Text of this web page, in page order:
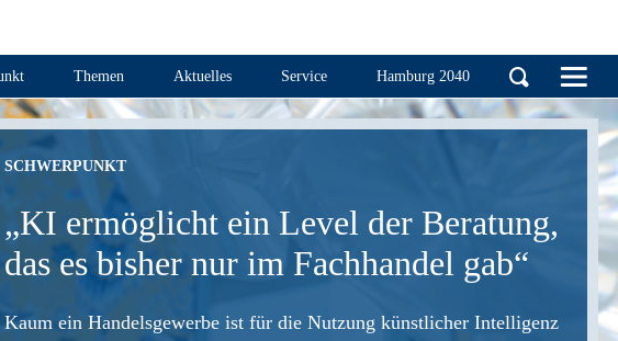
Handelskammer
Themen Aktuelles Service Hamburg 2040
SCHWERPUNKT
„KI ermöglicht ein Level der Beratung,
das es bisher nur im Fachhandel gab“
Kaum ein Handelsgewerbe ist für die Nutzung künstlicher Intelligenz